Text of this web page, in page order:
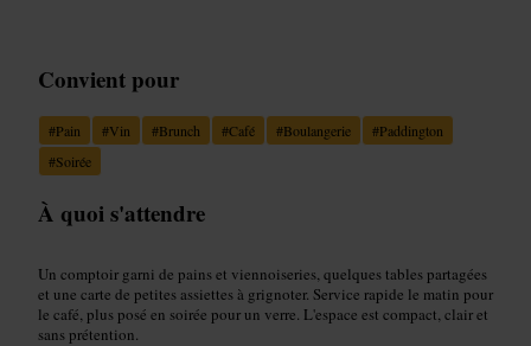
Convient pour
#Pain #Vin #Brunch #Café #Boulangerie #Paddington
#Soirée
À quoi s'attendre
Un comptoir garni de pains et viennoiseries, quelques tables partagées
et une carte de petites assiettes à grignoter. Service rapide le matin pour
le café, plus posé en soirée pour un verre. L'espace est compact, clair et
sans prétention.